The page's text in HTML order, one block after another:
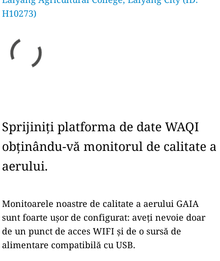
H10273)
Sprijiniți platforma de date WAQI
obținându-vă monitorul de calitate a
aerului.
Monitoarele noastre de calitate a aerului GAIA
sunt foarte ușor de configurat: aveți nevoie doar
de un punct de acces WIFI și de o sursă de
alimentare compatibilă cu USB.